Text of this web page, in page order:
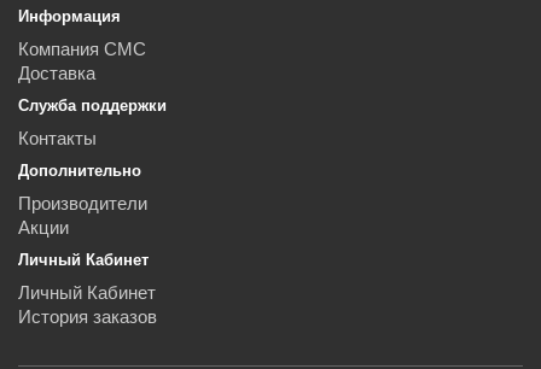
Информация
Компания СМС
Доставка
Служба поддержки
Контакты
Дополнительно
Производители
Акции
Личный Кабинет
Личный Кабинет
История заказов